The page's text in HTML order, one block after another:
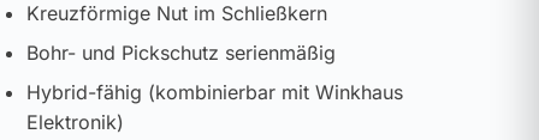
Kreuzförmige Nut im Schließkern
Bohr- und Pickschutz serienmäßig
Hybrid-fähig (kombinierbar mit Winkhaus
Elektronik)